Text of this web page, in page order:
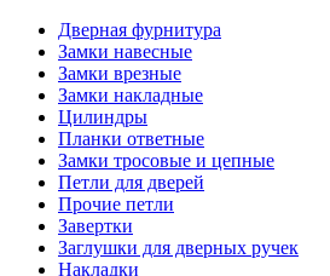
Дверная фурнитура
Замки навесные
Замки врезные
Замки накладные
Цилиндры
Планки ответные
Замки тросовые и цепные
Петли для дверей
Прочие петли
Завертки
Заглушки для дверных ручек
Накладки